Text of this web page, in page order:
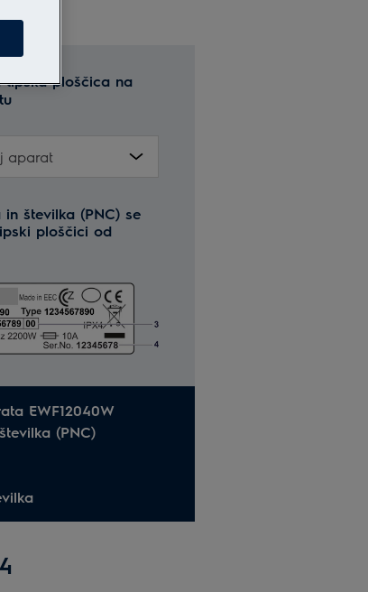
tipska ploščica na
aparat
številka (PNC) se
ploščici od
EWF12040W
(PNC)